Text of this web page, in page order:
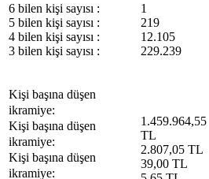
6 bilen kişi sayısı :
5 bilen kişi sayısı :
4 bilen kişi sayısı :
3 bilen kişi sayısı :
1
219
12.105
229.239
Kişi başına düşen
ikramiye:
Kişi başına düşen
ikramiye:
Kişi başına düşen
ikramiye:
1.459.964,55
TL
2.807,05 TL
39,00 TL